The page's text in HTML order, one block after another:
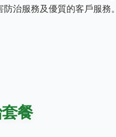
治服務及優質的客戶服務。
餐